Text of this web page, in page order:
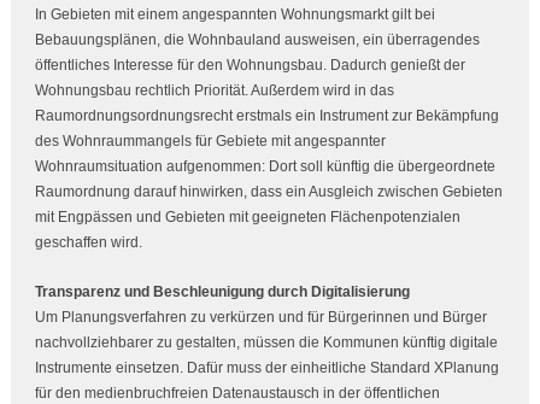
In Gebieten mit einem angespannten Wohnungsmarkt gilt bei
Bebauungsplänen, die Wohnbauland ausweisen, ein überragendes
öffentliches Interesse für den Wohnungsbau. Dadurch genießt der
Wohnungsbau rechtlich Priorität. Außerdem wird in das
Raumordnungsordnungsrecht erstmals ein Instrument zur Bekämpfung
des Wohnraummangels für Gebiete mit angespannter
Wohnraumsituation aufgenommen: Dort soll künftig die übergeordnete
Raumordnung darauf hinwirken, dass ein Ausgleich zwischen Gebieten
mit Engpässen und Gebieten mit geeigneten Flächenpotenzialen
geschaffen wird.
Transparenz und Beschleunigung durch Digitalisierung
Um Planungsverfahren zu verkürzen und für Bürgerinnen und Bürger
nachvollziehbarer zu gestalten, müssen die Kommunen künftig digitale
Instrumente einsetzen. Dafür muss der einheitliche Standard XPlanung
für den medienbruchfreien Datenaustausch in der öffentlichen